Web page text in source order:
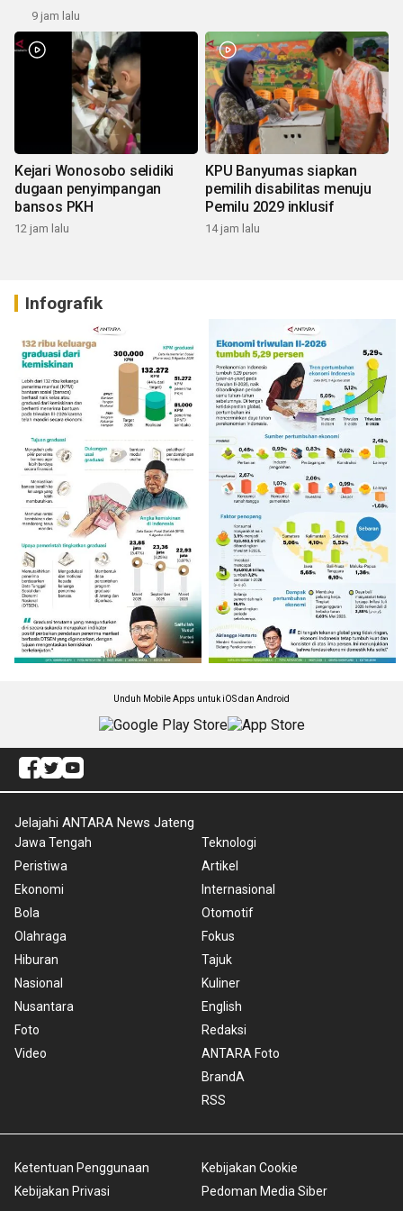
9 jam lalu
Kejari Wonosobo selidiki
dugaan penyimpangan
bansos PKH
12 jam lalu
KPU Banyumas siapkan
pemilih disabilitas menuju
Pemilu 2029 inklusif
14 jam lalu
Infografik
Unduh Mobile Apps untuk iOS dan Android
Jelajahi ANTARA News Jateng
Jawa Tengah
Peristiwa
Ekonomi
Bola
Olahraga
Hiburan
Nasional
Nusantara
Foto
Video
Teknologi
Artikel
Internasional
Otomotif
Fokus
Tajuk
Kuliner
English
Redaksi
ANTARA Foto
BrandA
RSS
Ketentuan Penggunaan
Kebijakan Privasi
Kebijakan Cookie
Pedoman Media Siber